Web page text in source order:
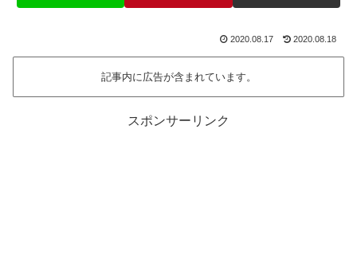
2020.08.17 2020.08.18
記事内に広告が含まれています。
スポンサーリンク